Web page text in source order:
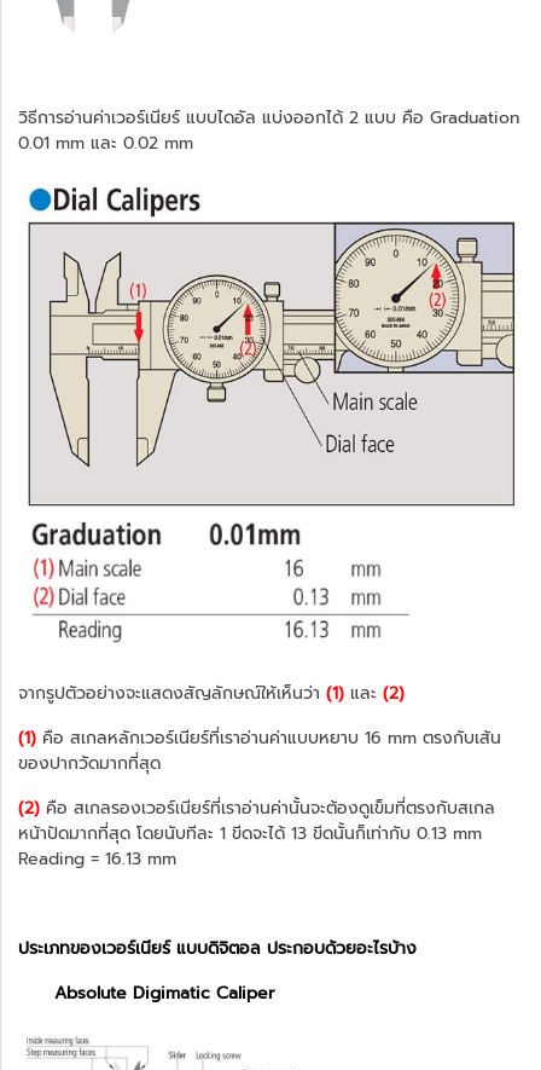
วิธีการอ่านค่าเวอร์เนียร์ แบบไดอัล แบ่งออกได้ 2 แบบ คือ Graduation
0.01 mm และ 0.02 mm
จากรูปตัวอย่างจะแสดงสัญลักษณ์ให้เห็นว่า (1) และ (2)
(1) คือ สเกลหลักเวอร์เนียร์ที่เราอ่านค่าแบบหยาบ 16 mm ตรงกับเส้น
ของปากวัดมากที่สุด
(2) คือ สเกลรองเวอร์เนียร์ที่เราอ่านค่านั้นจะต้องดูเข็มที่ตรงกับสเกล
หน้าปัดมากที่สุด โดยนับทีละ 1 ขีดจะได้ 13 ขีดนั้นก็เท่ากับ 0.13 mm
Reading = 16.13 mm
ประเภทของเวอร์เนียร์ แบบดิจิตอล ประกอบด้วยอะไรบ้าง
Absolute Digimatic Caliper